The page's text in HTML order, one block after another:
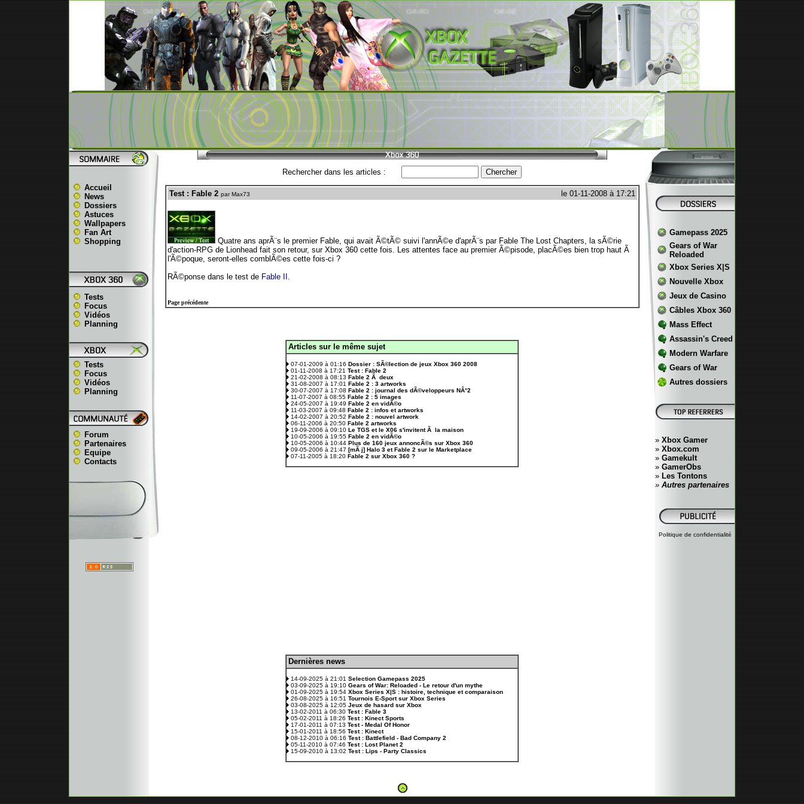
Accueil
News
Dossiers
Astuces
Wallpapers
Fan Art
Shopping
Tests
Focus
Vidéos
Planning
Tests
Focus
Vidéos
Planning
Forum
Partenaires
Equipe
Contacts
Rechercher dans les articles :
Test : Fable 2 par Max73 le 01-11-2008 à 17:21
Quatre ans aprÃ¨s le premier Fable, qui avait Ã©tÃ© suivi l'annÃ©e d'aprÃ¨s par Fable The Lost Chapters, la sÃ©rie
d'action-RPG de Lionhead fait son retour, sur Xbox 360 cette fois. Les attentes face au premier Ã©pisode, placÃ©es bien trop haut Ã
l'Ã©poque, seront-elles comblÃ©es cette fois-ci ?
RÃ©ponse dans le test de Fable II .
Page précédente
Articles sur le même sujet
07-01-2009 à 01:16 Dossier : SÃ©lection de jeux Xbox 360 2008
01-11-2008 à 17:21 Test : Fable 2
21-02-2008 à 08:13 Fable 2 Ã deux
31-08-2007 à 17:01 Fable 2 : 3 artworks
30-07-2007 à 17:08 Fable 2 : journal des dÃ©veloppeurs NÂ°2
11-07-2007 à 08:55 Fable 2 : 5 images
24-05-2007 à 19:49 Fable 2 en vidÃ©o
11-03-2007 à 09:48 Fable 2 : infos et artworks
14-02-2007 à 20:52 Fable 2 : nouvel artwork
06-11-2006 à 20:50 Fable 2 artworks
19-09-2006 à 09:10 Le TGS et le X06 s'invitent Ã la maison
10-05-2006 à 19:55 Fable 2 en vidÃ©o
10-05-2006 à 10:44 Plus de 160 jeux annoncÃ©s sur Xbox 360
09-05-2006 à 21:47 [mÃ j] Halo 3 et Fable 2 sur le Marketplace
07-11-2005 à 18:20 Fable 2 sur Xbox 360 ?
Dernières news
14-09-2025 à 21:01 Selection Gamepass 2025
03-09-2025 à 19:10 Gears of War: Reloaded - Le retour d'un mythe
01-09-2025 à 19:54 Xbox Series X|S : histoire, technique et comparaison
26-08-2025 à 16:51 Tournois E-Sport sur Xbox Series
03-08-2025 à 12:05 Jeux de hasard sur Xbox
13-02-2011 à 06:30 Test : Fable 3
05-02-2011 à 18:26 Test : Kinect Sports
17-01-2011 à 07:13 Test - Medal Of Honor
15-01-2011 à 18:56 Test : Kinect
08-12-2010 à 06:16 Test : Battlefield - Bad Company 2
05-11-2010 à 07:46 Test : Lost Planet 2
15-09-2010 à 13:02 Test : Lips - Party Classics
Gamepass 2025
Gears of War
Reloaded
Xbox Series X|S
Nouvelle Xbox
Jeux de Casino
Câbles Xbox 360
Mass Effect
Assassin's Creed
Modern Warfare
Gears of War
Autres dossiers
» Xbox Gamer
» Xbox.com
» Gamekult
» GamerObs
» Les Tontons
» Autres partenaires
Politique de confidentialité